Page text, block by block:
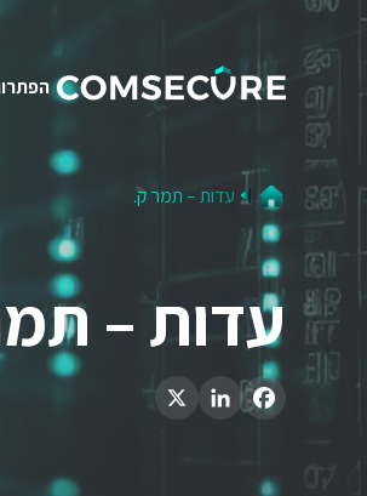
עדות – תמר ק.
עדות –
Facebook
LinkedIn
X